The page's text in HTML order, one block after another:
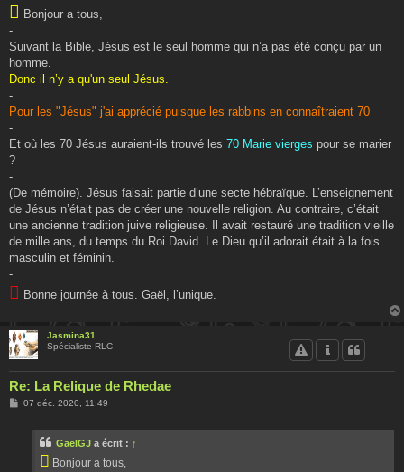
e
 Bonjour a tous,
-
Suivant la Bible, Jésus est le seul homme qui n’a pas été conçu par un
homme.
Donc il n’y a qu'un seul Jésus.
-
Pour les "Jésus" j'ai apprécié puisque les rabbins en connaîtraient 70
-
Et où les 70 Jésus auraient-ils trouvé les 70 Marie vierges pour se marier
?
-
(De mémoire). Jésus faisait partie d’une secte hébraïque. L’enseignement
de Jésus n’était pas de créer une nouvelle religion. Au contraire, c’était
une ancienne tradition juive religieuse. Il avait restauré une tradition vieille
de mille ans, du temps du Roi David. Le Dieu qu’il adorait était à la fois
masculin et féminin.
-
 Bonne journée à tous. Gaël, l’unique.
Jasmina31
Spécialiste RLC
Re: La Relique de Rhedae
M07 déc. 2020, 11:49
GaëlGJ a écrit : ↑
 Bonjour a tous,